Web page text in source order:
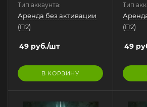
Тип аккаунта:
Аренда без активации
(П2)
49 руб./шт
В КОРЗИНУ
Тип
(П2)
49